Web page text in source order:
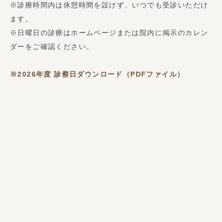
※診療時間内は休憩時間を設けず、いつでも受診いただけ
ます。
※日曜日の診療はホームページまたは院内に掲示のカレン
ダーをご確認ください。
※2026年度診察日ダウンロード（PDFファイル）